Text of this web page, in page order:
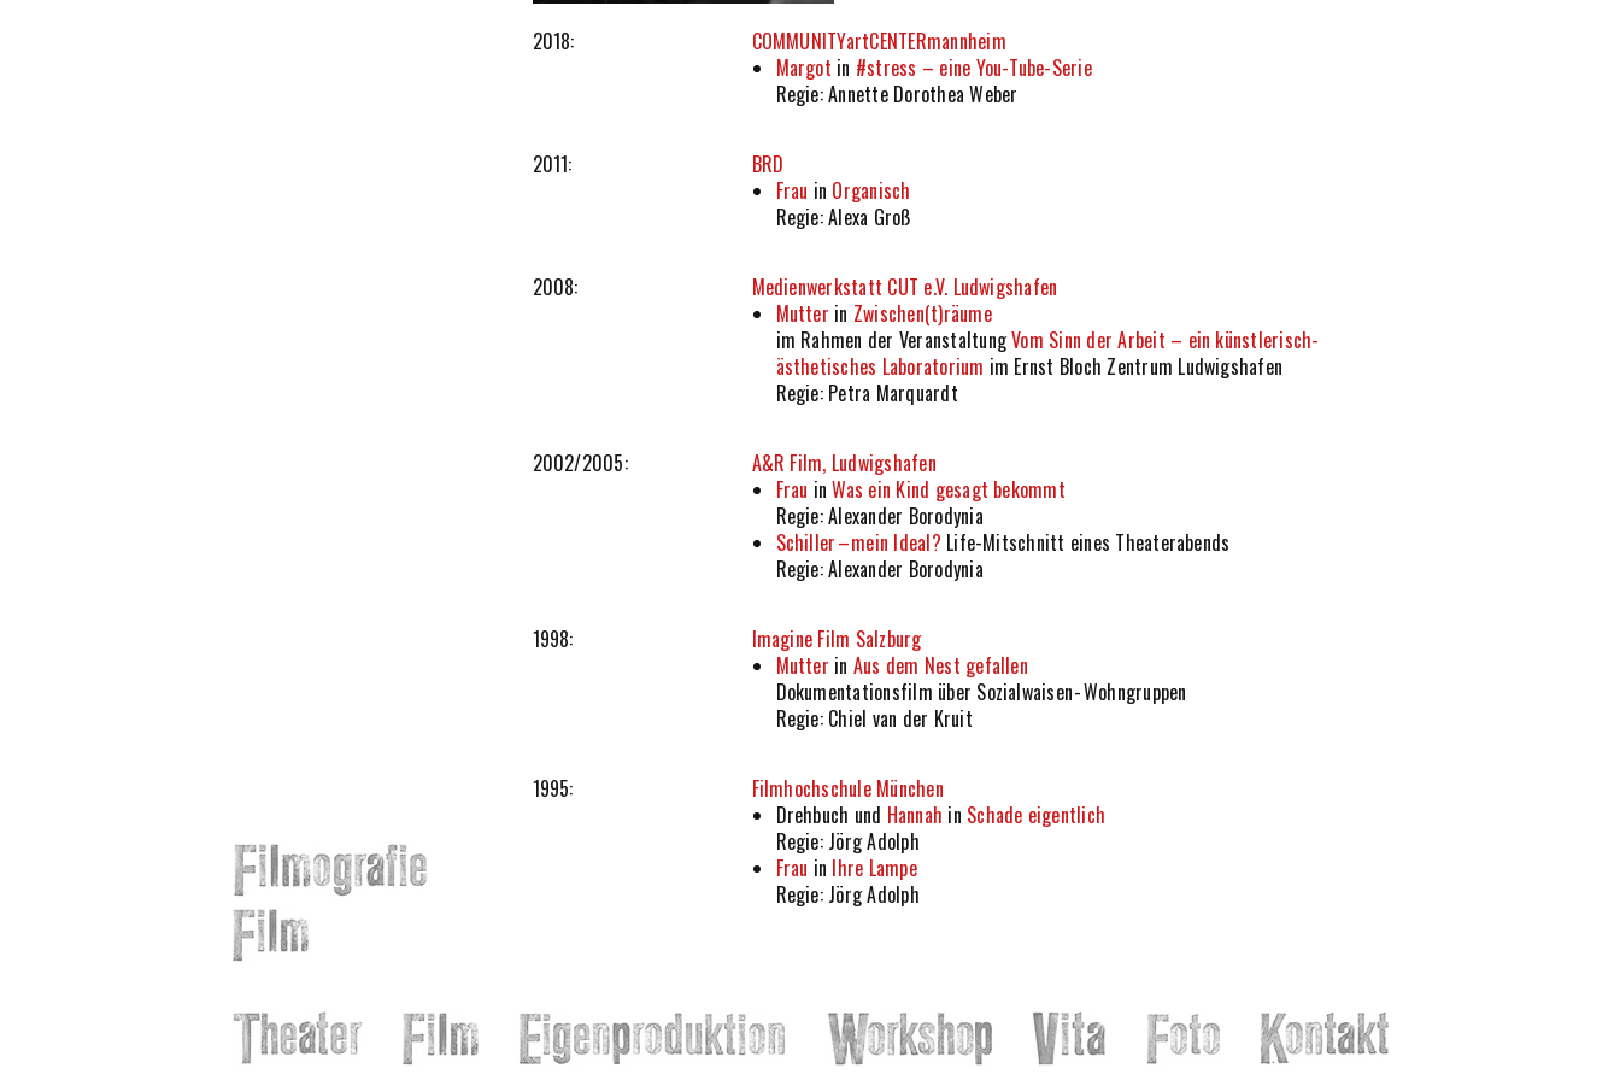
2018:
COMMUNITYartCENTERmannheim
Margot in #stress – eine You-Tube-Serie
Regie: Annette Dorothea Weber
2011:
BRD
Frau in Organisch
Regie: Alexa Groß
2008:
Medienwerkstatt CUT e.V. Ludwigshafen
Mutter in Zwischen(t)räume
im Rahmen der VeranstaltungVom Sinn der Arbeit – ein künstlerisch-
ästhetisches Laboratorium im Ernst Bloch Zentrum Ludwigshafen
Regie: Petra Marquardt
2002/2005:
A&R Film, Ludwigshafen
Frau inWas ein Kind gesagt bekommt
Regie: Alexander Borodynia
Schiller – mein Ideal? Life-Mitschnitt eines Theaterabends
Regie: Alexander Borodynia
1998:
Imagine Film Salzburg
Mutter in Aus dem Nest gefallen
Dokumentationsfilm über Sozialwaisen - Wohngruppen
Regie: Chiel van der Kruit
1995:
Filmhochschule München
Drehbuch und Hannah in Schade eigentlich
Regie: Jörg Adolph
Frau in Ihre Lampe
Regie: Jörg Adolph